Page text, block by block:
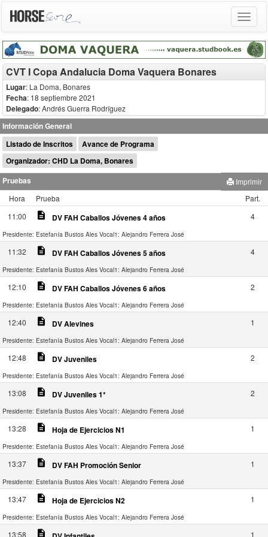
Toggle
CVT I Copa Andalucia Doma Vaquera Bonares
Lugar: La Doma, Bonares
Fecha: 18 septiembre 2021
Delegado:Andrés Guerra Rodríguez
Información General
Listado de Inscritos
Avance de Programa
Organizador: CHD La Doma, Bonares
Pruebas
Imprimir
Hora
Prueba
Part.
11:00
description DV FAH Caballos Jóvenes 4 años 4
Presidente: Estefanía Bustos Ales Vocal1: Alejandro Ferrera José
11:32 description DV FAH Caballos Jóvenes 5 años 4
Presidente: Estefanía Bustos Ales Vocal1: Alejandro Ferrera José
12:10 description DV FAH Caballos Jóvenes 6 años 2
Presidente: Estefanía Bustos Ales Vocal1: Alejandro Ferrera José
12:40 description DV Alevines 1
Presidente: Estefanía Bustos Ales Vocal1: Alejandro Ferrera José
12:48 description DV Juveniles 2
Presidente: Estefanía Bustos Ales Vocal1: Alejandro Ferrera José
13:08 description DV Juveniles 1* 2
Presidente: Estefanía Bustos Ales Vocal1: Alejandro Ferrera José
13:28 description Hoja de Ejercicios N1 1
Presidente: Estefanía Bustos Ales Vocal1: Alejandro Ferrera José
13:37 description DV FAH Promoción Senior 1
Presidente: Estefanía Bustos Ales Vocal1: Alejandro Ferrera José
13:47 description Hoja de Ejercicios N2 1
Presidente: Estefanía Bustos Ales Vocal1: Alejandro Ferrera José
13:58 description 1